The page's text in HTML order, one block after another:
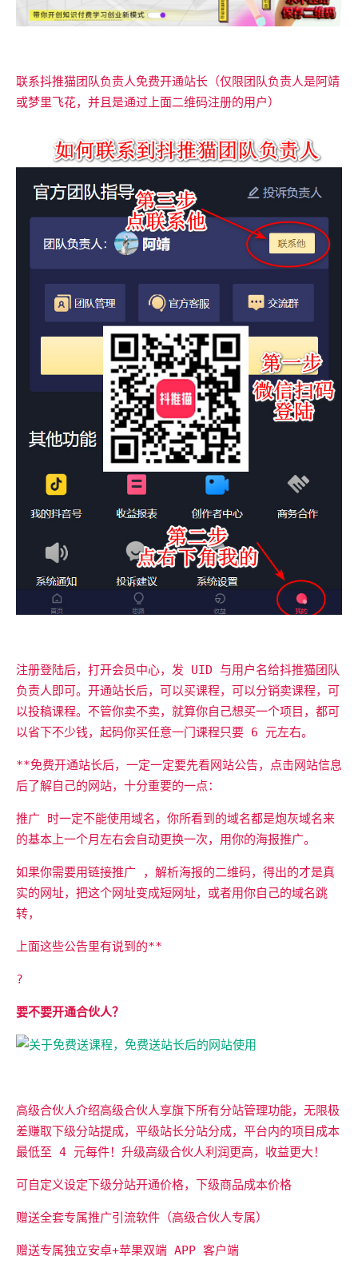
联系抖推猫团队负责人免费开通站长（仅限团队负责人是阿靖
或梦里飞花，并且是通过上面二维码注册的用户）
注册登陆后，打开会员中心，发 UID 与用户名给抖推猫团队
负责人即可。开通站长后，可以买课程，可以分销卖课程，可
以投稿课程。不管你卖不卖，就算你自己想买一个项目，都可
以省下不少钱，起码你买任意一门课程只要 6 元左右。
**免费开通站长后，一定一定要先看网站公告，点击网站信息
后了解自己的网站，十分重要的一点：
推广 时一定不能使用域名，你所看到的域名都是炮灰域名来
的基本上一个月左右会自动更换一次，用你的海报推广。
如果你需要用链接推广 ，解析海报的二维码，得出的才是真
实的网址，把这个网址变成短网址，或者用你自己的域名跳
转，
上面这些公告里有说到的**
?
要不要开通合伙人？
高级合伙人介绍高级合伙人享旗下所有分站管理功能，无限极
差赚取下级分站提成，平级站长分站分成，平台内的项目成本
最低至 4 元每件！升级高级合伙人利润更高，收益更大！
可自定义设定下级分站开通价格，下级商品成本价格
赠送全套专属推广引流软件（高级合伙人专属）
赠送专属独立安卓+苹果双端 APP 客户端